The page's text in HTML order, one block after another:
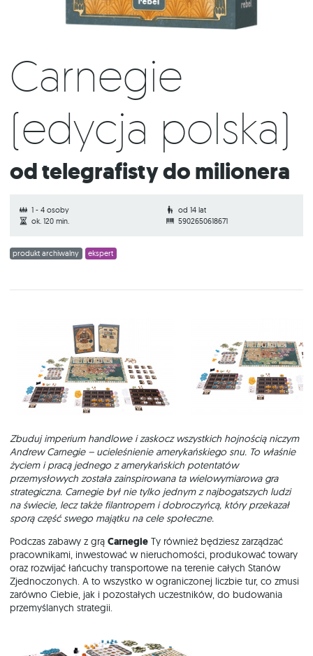
Carnegie
(edycja polska)
Od telegrafisty do milionera
1 - 4 osoby
od 14 lat
ok. 120 min.
5902650618671
produkt archiwalny ekspert
Zbuduj imperium handlowe i zaskocz wszystkich hojnością niczym
Andrew Carnegie – ucieleśnienie amerykańskiego snu. To właśnie
życiem i pracą jednego z amerykańskich potentatów
przemysłowych została zainspirowana ta wielowymiarowa gra
strategiczna. Carnegie był nie tylko jednym z najbogatszych ludzi
na świecie, lecz także filantropem i dobroczyńcą, który przekazał
sporą część swego majątku na cele społeczne.
Podczas zabawy z grą Carnegie Ty również będziesz zarządzać
pracownikami, inwestować w nieruchomości, produkować towary
oraz rozwijać łańcuchy transportowe na terenie całych Stanów
Zjednoczonych. A to wszystko w ograniczonej liczbie tur, co zmusi
zarówno Ciebie, jak i pozostałych uczestników, do budowania
przemyślanych strategii.